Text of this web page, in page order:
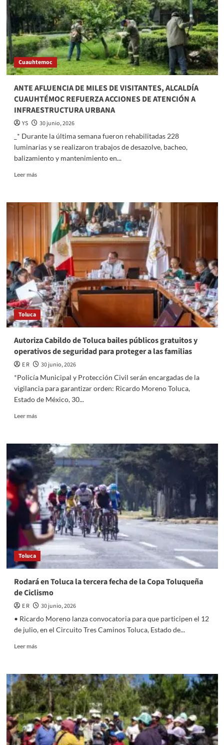
del
partido
Francia
vs
Suecia
por
los
16avos
Final
Cuauhtemoc
ANTE AFLUENCIA DE MILES DE VISITANTES, ALCALDÍA
CUAUHTÉMOC REFUERZA ACCIONES DE ATENCIÓN A
INFRAESTRUCTURA URBANA
YS
30 junio, 2026
_* Durante la última semana fueron rehabilitadas 228
luminarias y se realizaron trabajos de desazolve, bacheo,
balizamiento y mantenimiento en...
Leer másRead
ANTE
AFLUENCIA
MILES
VISITANTES,
ALCALDÍA
CUAUHTÉMOC
REFUERZA
ACCIONES
DE
ATENCIÓN
A
INFRAESTRUCTURA
Toluca
Autoriza Cabildo de Toluca bailes públicos gratuitos y
operativos de seguridad para proteger a las familias
E R
30 junio, 2026
*Policía Municipal y Protección Civil serán encargadas de la
vigilancia para garantizar orden: Ricardo Moreno Toluca,
Estado de México, 30...
Leer másRead
Autoriza
Cabildo
de
Toluca
bailes
públicos
gratuitos
y
operativos
de
seguridad
para
proteger
a
familias
Toluca
Rodará en Toluca la tercera fecha de la Copa Toluqueña
de Ciclismo
E R
30 junio, 2026
• Ricardo Moreno lanza convocatoria para que participen el 12
de julio, en el Circuito Tres Caminos Toluca, Estado de...
Leer másRead
Rodará
en
Toluca
la
tercera
fecha
de
la